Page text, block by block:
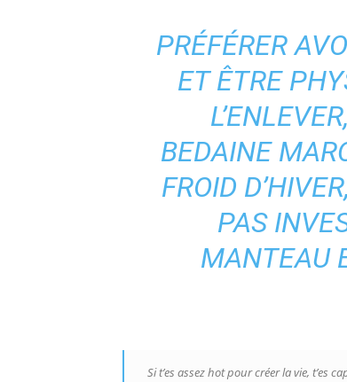
PRÉFÉRER
ET ÊTRE
BEDAINE
FROID
PAS
MANTEAU
Si t’es assez hot pour créer la vie, t’es